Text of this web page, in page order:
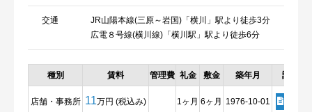
交通
JR山陽本線(三原～岩国)「横川」駅より徒歩3分
広電８号線(横川線)「横川駅」駅より徒歩6分
種別 賃料 管理費 礼金 敷金 築年月 詳細
店舗・事務所 11万円 (税込み) 1ヶ月 6ヶ月 1976-10-01